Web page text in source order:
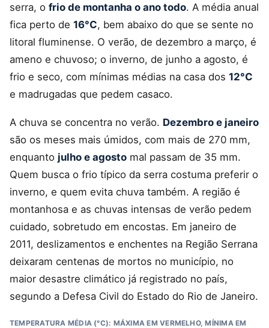
serra, o frio de montanha o ano todo. A média anual
fica perto de 16°C, bem abaixo do que se sente no
litoral fluminense. O verão, de dezembro a março, é
ameno e chuvoso; o inverno, de junho a agosto, é
frio e seco, com mínimas médias na casa dos 12°C
e madrugadas que pedem casaco.
A chuva se concentra no verão. Dezembro e janeiro
são os meses mais úmidos, com mais de 270 mm,
enquanto julho e agosto mal passam de 35 mm.
Quem busca o frio típico da serra costuma preferir o
inverno, e quem evita chuva também. A região é
montanhosa e as chuvas intensas de verão pedem
cuidado, sobretudo em encostas. Em janeiro de
2011, deslizamentos e enchentes na Região Serrana
deixaram centenas de mortos no município, no
maior desastre climático já registrado no país,
segundo a Defesa Civil do Estado do Rio de Janeiro.
TEMPERATURA MÉDIA (°C): MÁXIMA EM VERMELHO, MÍNIMA EM